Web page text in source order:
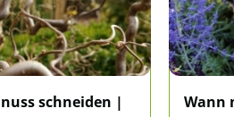
schneiden |
Wann